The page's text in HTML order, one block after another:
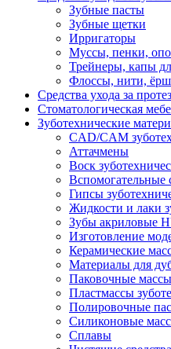
Зубные пасты
Зубные щетки
Ирригаторы
Муссы, пенки,
Трейнеры, капы
Флоссы, нити,
Средства ухода за
Стоматологическая
Зуботехнические
CAD/CAM
Аттачмены
Воск
Вспомогательные
Гипсы
Жидкости и лаки
Зубы акриловые
Изготовление
Керамические
Материалы для
Паковочные массы
Пластмассы
Полировочные
Силиконовые
Сплавы